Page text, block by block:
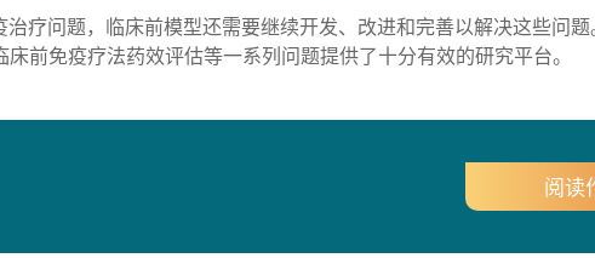
治疗问题，临床前模型还需要继续开发、改进和完善以解决这些问
前免疫疗法药效评估等一系列问题提供了十分有效的研究平台。
阅读